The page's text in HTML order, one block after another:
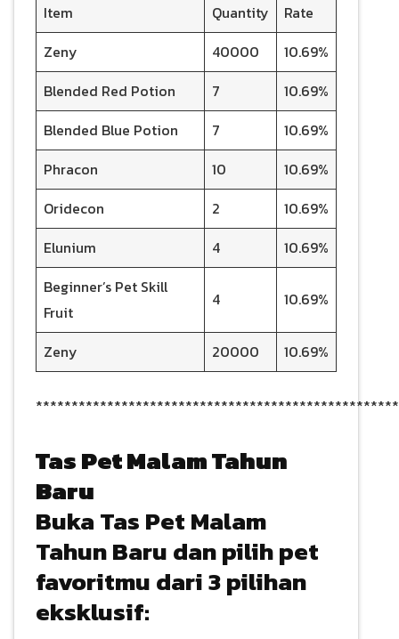
Item Quantity
Rate
Zeny
40000
10.69%
Blended Red Potion
7
10.69%
Blended Blue Potion
7
10.69%
Phracon
10
10.69%
Oridecon
2
10.69%
Elunium
4
10.69%
Beginner’s Pet Skill
Fruit
4 10.69%
Zeny 20000 10.69%
Tas Pet Malam Tahun
Baru
Buka Tas Pet Malam
Tahun Baru dan pilih pet
favoritmu dari 3 pilihan
eksklusif: